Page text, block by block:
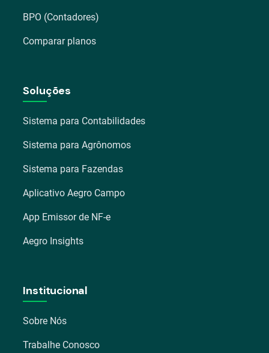
BPO (Contadores)
Comparar planos
Soluções
Sistema para Contabilidades
Sistema para Agrônomos
Sistema para Fazendas
Aplicativo Aegro Campo
App Emissor de NF-e
Aegro Insights
Institucional
Sobre Nós
Trabalhe Conosco